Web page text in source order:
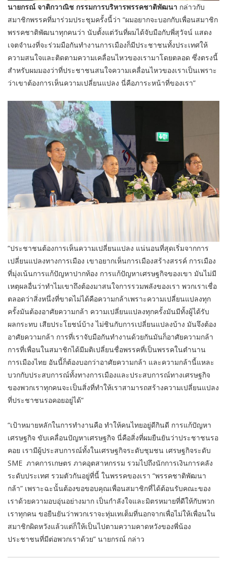
นายกรณ์ จาติกวาณิช กรรมการบริหารพรรคชาติพัฒนา กล่าวกับ
สมาชิกพรรคที่มาร่วมประชุมครั้งนี้ว่า “ผมอยากจะบอกกับเพื่อนสมาชิก
พรรคชาติพัฒนาทุกคนว่า นับตั้งแต่วันที่ผมได้จับมือกับพี่สุวัจน์ แสดง
เจตจำนงที่จะร่วมมือกันทำงานการเมืองก็มีประชาชนทั้งประเทศให้
ความสนใจและติดตามความเคลื่อนไหวของเรามาโดยตลอด ซึ่งตรงนี้
สำหรับผมมองว่าที่ประชาชนสนใจความเคลื่อนไหวของเราเป็นเพราะ
ว่าเขาต้องการเห็นความเปลี่ยนแปลง นี่คือภาระหน้าที่ของเรา”
“ประชาชนต้องการเห็นความเปลี่ยนแปลง แน่นอนที่สุดเริ่มจากการ
เปลี่ยนแปลงทางการเมือง เขาอยากเห็นการเมืองสร้างสรรค์ การเมือง
ที่มุ่งเน้นการแก้ปัญหาปากท้อง การแก้ปัญหาเศรษฐกิจของเขา มันไม่มี
เหตุผลอื่นว่าทำไมเขาถึงต้องมาสนใจการรวมพลังของเรา พวกเราเชื่อ
ตลอดว่าสิ่งหนึ่งที่ขาดไม่ได้คือความกล้าเพราะความเปลี่ยนแปลงทุก
ครั้งมันต้องอาศัยความกล้า ความเปลี่ยนแปลงทุกครั้งมันมีทั้งผู้ได้รับ
ผลกระทบ เสียประโยชน์บ้าง ไม่ชินกับการเปลี่ยนแปลงบ้าง มันจึงต้อง
อาศัยความกล้า การที่เราจับมือกันทำงานด้วยกันมันก็อาศัยความกล้า
การที่เพื่อนในสมาชิกได้มีมติเปลี่ยนชื่อพรรคที่เป็นพรรคในตำนาน
การเมืองไทย อันนี้ก็ต้องบอกว่าอาศัยความกล้า และความกล้านี้แหละ
บวกกับประสบการณ์ทั้งทางการเมืองและประสบการณ์ทางเศรษฐกิจ
ของพวกเราทุกคนจะเป็นสิ่งที่ทำให้เราสามารถสร้างความเปลี่ยนแปลง
ที่ประชาชนรอคอยอยู่ได้”
“เป้าหมายหลักในการทำงานคือ ทำให้คนไทยอยู่ดีกินดี การแก้ปัญหา
เศรษฐกิจ ขับเคลื่อนปัญหาเศรษฐกิจ นี่คือสิ่งที่ผมยืนยันว่าประชาชนรอ
คอย เรามีผู้ประสบการณ์ทั้งในเศรษฐกิจระดับชุมชน เศรษฐกิจระดับ
SME ภาคการเกษตร ภาคอุตสาหกรรม รวมไปถึงนักการเงินการคลัง
ระดับประเทศ รวมตัวกันอยู่ที่นี้ ในพรรคของเรา “พรรคชาติพัฒนา
กล้า” เพราะฉะนั้นต้องขอขอบคุณเพื่อนสมาชิกที่ได้ต้อนรับคณะของ
เราด้วยความอบอุ่นอย่างมาก เป็นกำลังใจและมิตรหมายที่ดีให้กับพวก
เราทุกคน ขอยืนยันว่าพวกเราจะทุ่มเทเต็มที่นอกจากเพื่อไม่ให้เพื่อนใน
สมาชิกผิดหวังแล้วแต่ก็ให้เป็นไปตามความคาดหวังของพี่น้อง
ประชาชนที่มีต่อพวกเราด้วย” นายกรณ์ กล่าว